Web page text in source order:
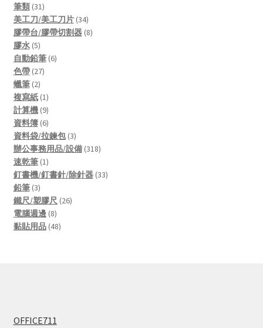
products
筆類 3131
products
美工刀/美工刀片 3434
products
膠帶台/膠帶切割器 88
膠水 55
products
自動鉛筆 66
色帶 2727
蠟筆 22
products
複寫紙 11
product
計算機 99
products
資料簿 66
products
資料袋/拉鍊包 33
products
辦公事務用品/設備 318318
速乾筆 11
product
釘書機/釘書針/除針器 3333
鉛筆 33
products
鐵尺/塑膠尺 2626
電腦週邊 88
products
黏貼用品 4848
OFFICE711